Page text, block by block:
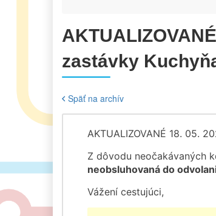
zastávky
Späť na archív
AKTUALIZOVANÉ 18. 05.
Z dôvodu neočakávaných
neobsluhovaná do
Vážení cestujúci,